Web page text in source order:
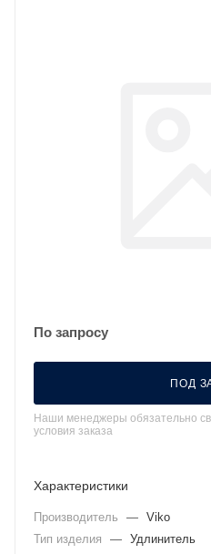
По запросу
ПОД
Наши менеджеры обязательно
условия заказа
Характеристики
Производитель — Viko
Тип изделия
— Удлинитель